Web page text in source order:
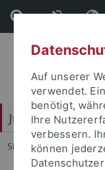
Direkt
zum
Inhalt
Direkt
zur
Fußleiste
Juristische
Sie sind hier:
Auf unserer
verwendet.
benötigt,
Ihre
verbessern.
können